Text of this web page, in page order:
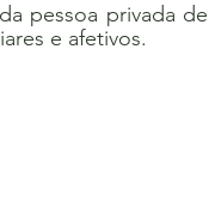
pessoa privada de
e afetivos.